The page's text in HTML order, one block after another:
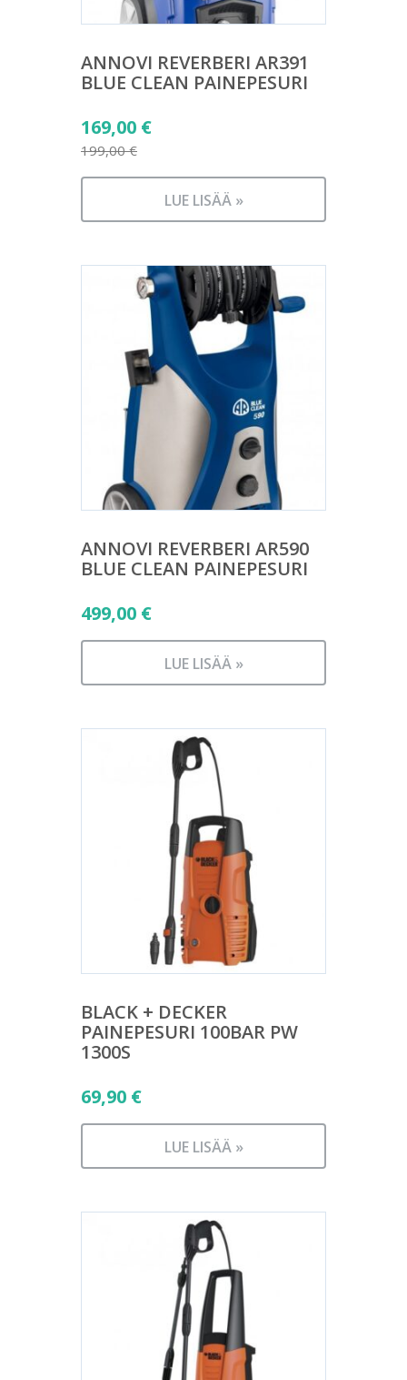
ANNOVI REVERBERI AR391
BLUE CLEAN PAINEPESURI
199,00€
Alkuperäinen
hinta
oli:
169,00 €
Nykyinen
on:
LUE LISÄÄ »
ANNOVI REVERBERI AR590
BLUE CLEAN PAINEPESURI
499,00 €
LUE LISÄÄ »
BLACK + DECKER
PAINEPESURI 100BAR PW
1300S
69,90 €
LUE LISÄÄ »